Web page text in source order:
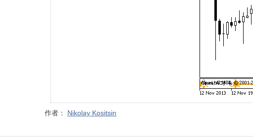
作者： Nikolay Kositsin